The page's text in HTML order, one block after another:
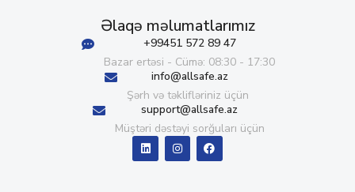
Əlaqə məlumatlarımız
+99451 572 89 47
Bazar ertəsi - Cümə: 08:30 - 17:30
info@allsafe.az
Şərh və təklifləriniz üçün
support@allsafe.az
Müştəri dəstəyi sorğuları üçün